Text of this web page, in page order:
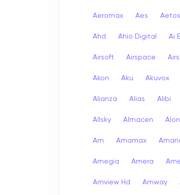
Aeromax Aes Aetos
Ahd Ahio Digital Ai
Airsoft Airspace
Akon Aku Akuvox
Alianza Alias Alibi
Allsky Almacen
Am Amamax
Amegia Amera
Amview Hd Amway